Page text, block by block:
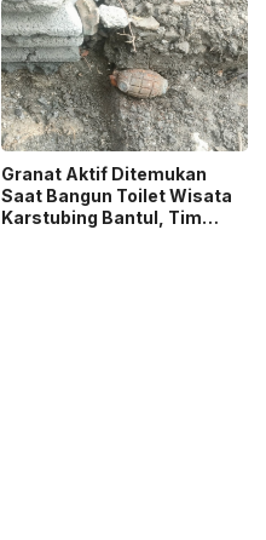
Dorong Karya Berkualitas
Sambut 5 Abad Jakarta
Granat Aktif Ditemukan
Saat Bangun Toilet Wisata
Karstubing Bantul, Tim